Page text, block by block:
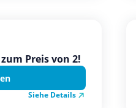
Preis von 2!
Siehe Details